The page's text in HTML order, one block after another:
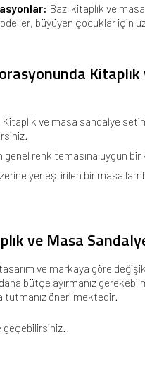
Bazı kitaplık ve
büyüyen çocuklar için
Kitaplık ve masa sandalye
genel renk temasına uygun
yerleştirilen bir masa
ve Masa
ve markaya göre
bütçe ayırmanız
tutmanız önerilmektedir.
geçebilirsiniz..